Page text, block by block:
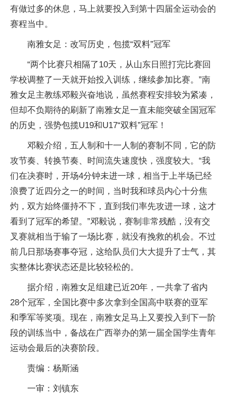
有做过多的休息，马上就要投入到第十四届全运动会的
赛程当中。
南雅女足：改写历史，包揽“双料”冠军
“两个比赛只相隔了10天，从山东日照打完比赛回
学校调整了一天就开始投入训练，继续参加比赛。”南
雅女足主教练邓毅兴奋地说，虽然赛程安排较为紧凑，
但却不负期待的刷新了南雅女足一直未能突破全国冠军
的历史，强势包揽U19和U17“双料”冠军！
邓毅介绍，五人制和十一人制的赛制不同，它的防
攻节奏、转换节奏、时间流失速度快，强度较大。“我
们在决赛时，开场4分钟未进一球，相当于上半场已经
浪费了近四分之一的时间，当时我和球员内心十分焦
灼，双方始终僵持不下，直到我们率先攻进一球，这才
看到了冠军的希望。”邓毅说，赛制非常残酷，没有交
叉赛就相当于输了一场比赛，就没有挽救的机会。不过
前几日那场赛事夺冠，这给队员们大大提升了士气，其
实整体比赛状态还是比较轻松的。
据介绍，南雅女足组建已近20年，一共拿了省内
28个冠军，全国比赛中多次拿到全国高中联赛的亚军
和季军等奖项。现在，南雅女足马上又要投入到下一阶
段的训练当中，备战在广西举办的第一届全国学生青年
运动会最后的决赛阶段。
责编：杨斯涵
一审：刘镇东